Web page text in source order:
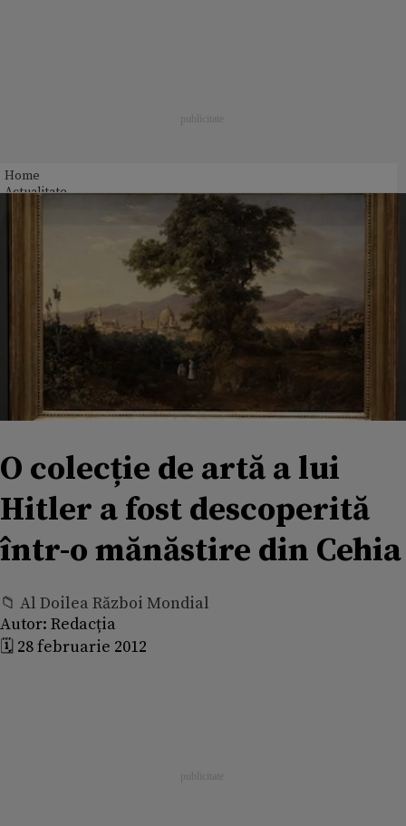
Home
Actualitate
O colecție de artă a lui
Hitler a fost descoperită
într-o mănăstire din Cehia
📁 Al Doilea Război Mondial
Autor: Redacția
🗓️ 28 februarie 2012